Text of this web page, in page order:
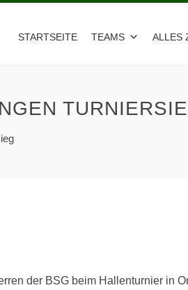
STARTSEITE TEAMS ALLES
der BSG beim Hallenturnier in